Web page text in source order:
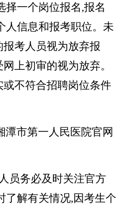
择一个岗位报名,报名
人信息和报考职位。未
考人员视为放弃报
上初审的视为放弃。
不符合招聘岗位条件
潭市第一人民医院官网
员务必及时关注官方
了解有关情况,因考生个